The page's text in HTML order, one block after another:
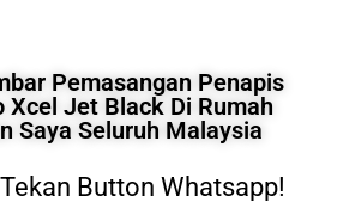
Pemasangan Penapis
Xcel Jet Black Di Rumah
Saya Seluruh Malaysia
Button Whatsapp!